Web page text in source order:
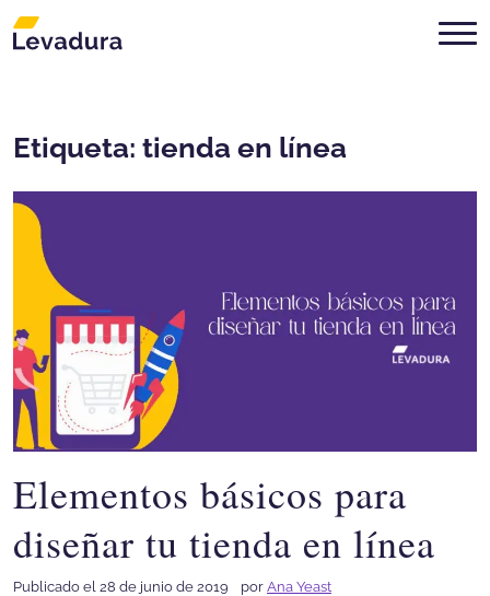
Agencia de marketing digital
Etiqueta: tienda en línea
Elementos básicos para
diseñar tu tienda en línea
Publicado el 28 de junio de 2019 por Ana Yeast